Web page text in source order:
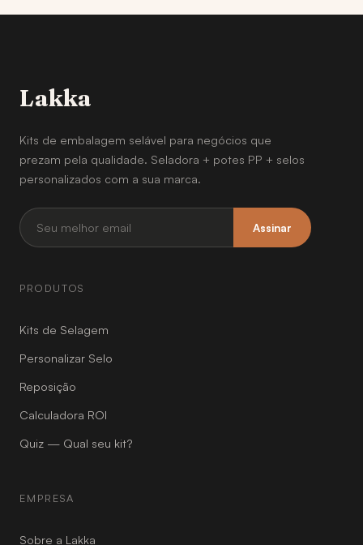
Lakka
Kits de embalagem selável para negócios que
prezam pela qualidade. Seladora + potes PP + selos
personalizados com a sua marca.
Assinar
PRODUTOS
Kits de Selagem
Personalizar Selo
Reposição
Calculadora ROI
Quiz — Qual seu kit?
EMPRESA
Sobre a Lakka